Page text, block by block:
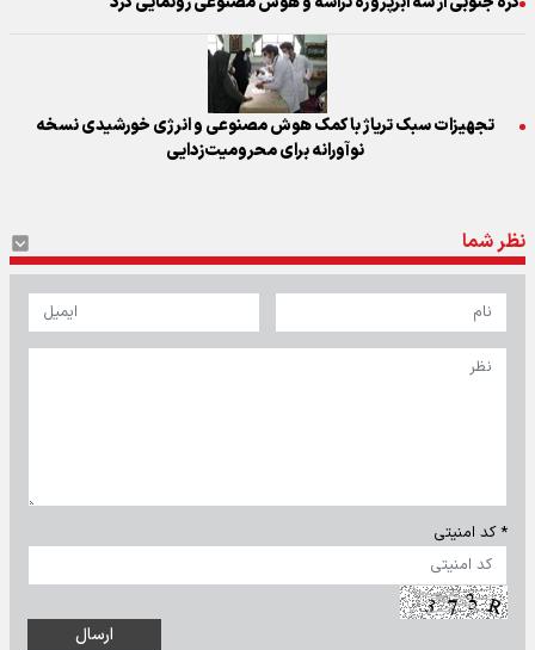
تجهیزات سبک تریاژ با کمک هوش مصنوعی و انرژی خورشیدی نسخه
نوآورانه برای محرومیت‌زدایی
نظر شما
* کد امنیتی